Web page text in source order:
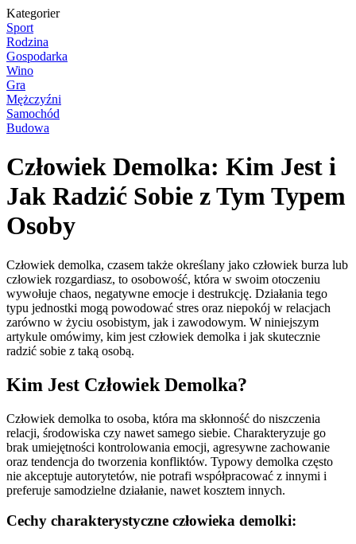
Kategorier
Sport
Rodzina
Gospodarka
Wino
Gra
Mężczyźni
Samochód
Budowa
Człowiek Demolka: Kim Jest i
Jak Radzić Sobie z Tym Typem
Osoby
Człowiek demolka, czasem także określany jako człowiek burza lub
człowiek rozgardiasz, to osobowość, która w swoim otoczeniu
wywołuje chaos, negatywne emocje i destrukcję. Działania tego
typu jednostki mogą powodować stres oraz niepokój w relacjach
zarówno w życiu osobistym, jak i zawodowym. W niniejszym
artykule omówimy, kim jest człowiek demolka i jak skutecznie
radzić sobie z taką osobą.
Kim Jest Człowiek Demolka?
Człowiek demolka to osoba, która ma skłonność do niszczenia
relacji, środowiska czy nawet samego siebie. Charakteryzuje go
brak umiejętności kontrolowania emocji, agresywne zachowanie
oraz tendencja do tworzenia konfliktów. Typowy demolka często
nie akceptuje autorytetów, nie potrafi współpracować z innymi i
preferuje samodzielne działanie, nawet kosztem innych.
Cechy charakterystyczne człowieka demolki: